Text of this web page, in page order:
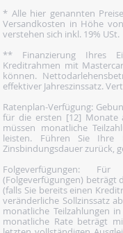
* Alle hier genannten
Versandkosten in Höhe
verstehen sich inkl. 19% USt.
** Finanzierung Ihres
Kreditrahmen mit
können.
effektiver Jahreszinssatz.
Ratenplan-Verfügung:
für die ersten [12] Monate
müssen monatliche
leisten. Führen Sie Ihre
Zinsbindungsdauer zurück,
Folgeverfügungen:
(Folgeverfügungen) beträgt
(falls Sie bereits einen
veränderliche Sollzinssatz
monatliche Teilzahlungen
monatliche Rate beträgt